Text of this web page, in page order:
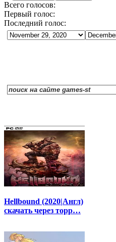
Всего голосов:
Первый голос:
Последний голос:
Hellbound (2020|Англ)
скачать через торр…